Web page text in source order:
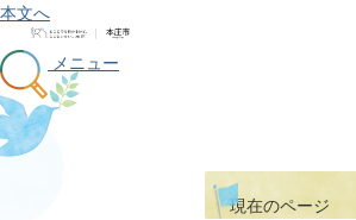
本文へ
メニュー
現在のページ